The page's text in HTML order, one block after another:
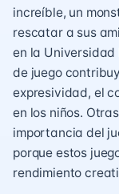
increíble, un
rescatar a sus
en la Universidad
de juego
expresividad, el
en los niños.
importancia del
porque estos
rendimiento